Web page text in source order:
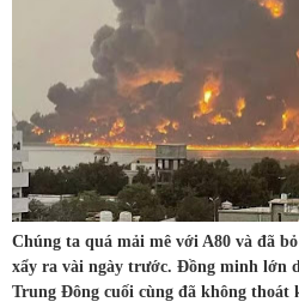
Chúng ta quá mải mê với A80 và đã
xẩy ra vài ngày trước. Đồng minh lớn
Trung Đông cuối cùng đã không thoát